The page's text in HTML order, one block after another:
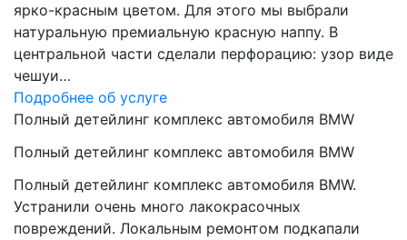
ярко-красным цветом. Для этого мы выбрали
натуральную премиальную красную наппу. В
центральной части сделали перфорацию: узор виде
чешуи…
Подробнее об услуге
Полный детейлинг комплекс автомобиля BMW
Полный детейлинг комплекс автомобиля BMW
Полный детейлинг комплекс автомобиля BMW.
Устранили очень много лакокрасочных
повреждений. Локальным ремонтом подкапали